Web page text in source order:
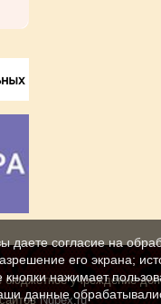
учреждение
Nubex.ru
даете согласие на
его экрана;
кнопки нажимает
данные